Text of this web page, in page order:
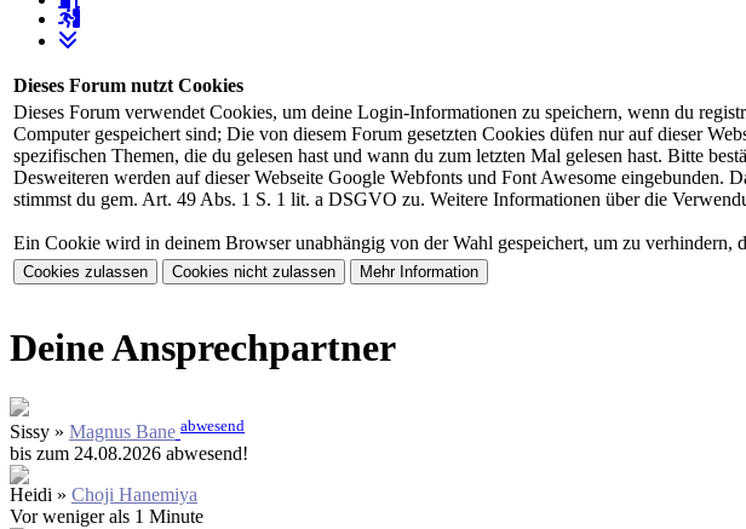
Dieses Forum nutzt Cookies
Dieses Forum verwendet Cookies, um deine Login-Informationen zu speichern, wenn du
Computer gespeichert sind; Die von diesem Forum gesetzten Cookies düfen nur auf dieser
spezifischen Themen, die du gelesen hast und wann du zum letzten Mal gelesen hast. Bitte
Desweiteren werden auf dieser Webseite Google Webfonts und Font Awesome
stimmst du gem. Art. 49 Abs. 1 S. 1 lit. a DSGVO zu. Weitere Informationen über die
Ein Cookie wird in deinem Browser unabhängig von der Wahl gespeichert, um zu verhindern,
Deine Ansprechpartner
Sissy » Magnus Bane abwesend
bis zum 24.08.2026 abwesend!
Heidi » Choji Hanemiya
Vor weniger als 1 Minute